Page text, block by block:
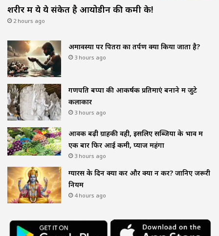
शरीर में ये ये संकेत है आयोडीन की कमी के!
2 hours ago
अमावस्या पर पितरों का तर्पण क्यों किया जाता है?
3 hours ago
गणपति बप्पा की आकर्षक प्रतिमाएं बनाने में जुटे
कलाकार
3 hours ago
आवक बढ़ी ग्राहकी वही, इसलिए सब्जियों के भाव में
एक बार फिर आई कमी, प्याज महंगा
3 hours ago
ग्यारस के दिन क्या करें और क्या न करें? जानिए जरूरी
नियम
4 hours ago